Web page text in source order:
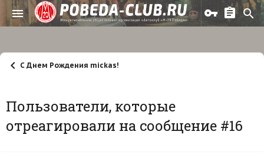
С Днем Рождения mickas!
Пользователи, которые
отреагировали на сообщение #16